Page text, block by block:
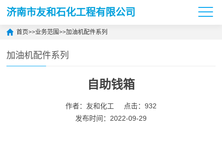
济南市友和石化工程有限公司
首页>>业务范围>>加油机配件系列
加油机配件系列
自助钱箱
作者：友和化工
点击：932
发布时间：2022-09-29